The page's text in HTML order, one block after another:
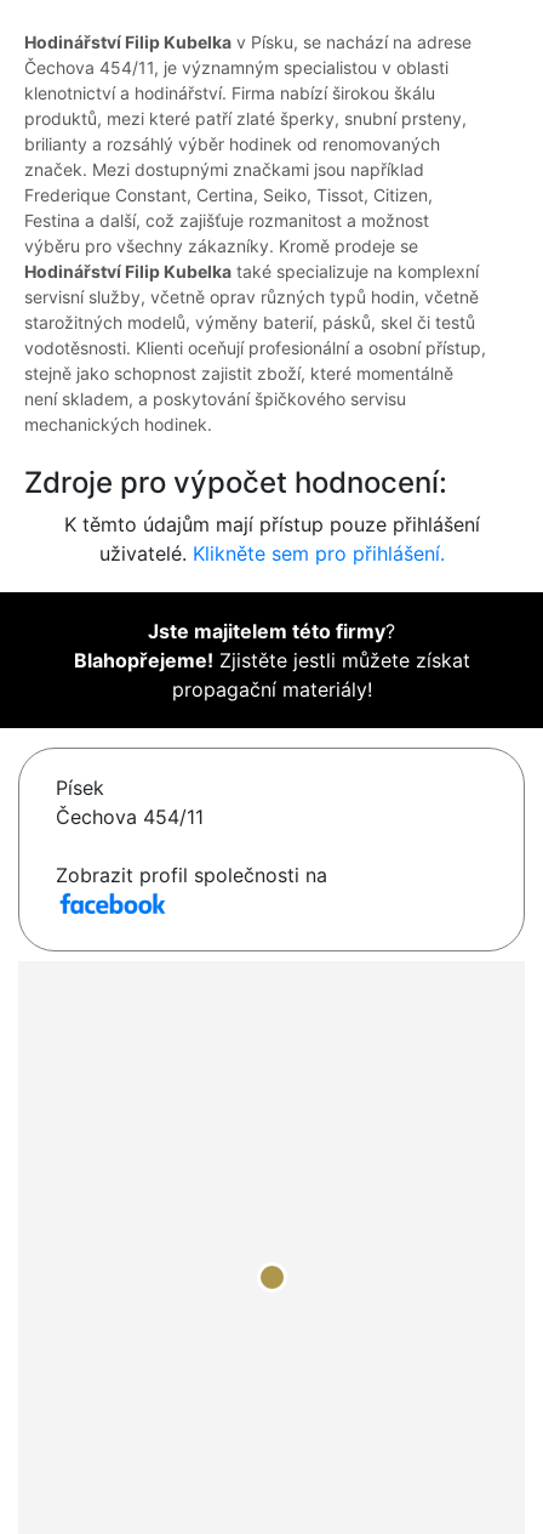
Hodinářství Filip Kubelka v Písku, se nachází na adrese
Čechova 454/11, je významným specialistou v oblasti
klenotnictví a hodinářství. Firma nabízí širokou škálu
produktů, mezi které patří zlaté šperky, snubní prsteny,
brilianty a rozsáhlý výběr hodinek od renomovaných
značek. Mezi dostupnými značkami jsou například
Frederique Constant, Certina, Seiko, Tissot, Citizen,
Festina a další, což zajišťuje rozmanitost a možnost
výběru pro všechny zákazníky. Kromě prodeje se
Hodinářství Filip Kubelka také specializuje na komplexní
servisní služby, včetně oprav různých typů hodin, včetně
starožitných modelů, výměny baterií, pásků, skel či testů
vodotěsnosti. Klienti oceňují profesionální a osobní přístup,
stejně jako schopnost zajistit zboží, které momentálně
není skladem, a poskytování špičkového servisu
mechanických hodinek.
Zdroje pro výpočet hodnocení:
K těmto údajům mají přístup pouze přihlášení
uživatelé. Klikněte sem pro přihlášení.
Jste majitelem této firmy?
Blahopřejeme! Zjistěte jestli můžete získat
propagační materiály!
Písek
Čechova 454/11
Zobrazit profil společnosti na